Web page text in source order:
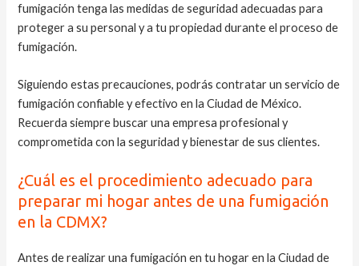
fumigación tenga las medidas de seguridad adecuadas para
proteger a su personal y a tu propiedad durante el proceso de
fumigación.
Siguiendo estas precauciones, podrás contratar un servicio de
fumigación confiable y efectivo en la Ciudad de México.
Recuerda siempre buscar una empresa profesional y
comprometida con la seguridad y bienestar de sus clientes.
¿Cuál es el procedimiento adecuado para
preparar mi hogar antes de una fumigación
en la CDMX?
Antes de realizar una fumigación en tu hogar en la Ciudad de